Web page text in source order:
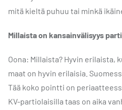
mitä kieltä puhuu tai minkä
Millaista on kansainvälisyys
Oona: Millaista? Hyvin erilaista,
maat on hyvin erilaisia.
Tää koko pointti on
KV-partiolaisilla taas on aika